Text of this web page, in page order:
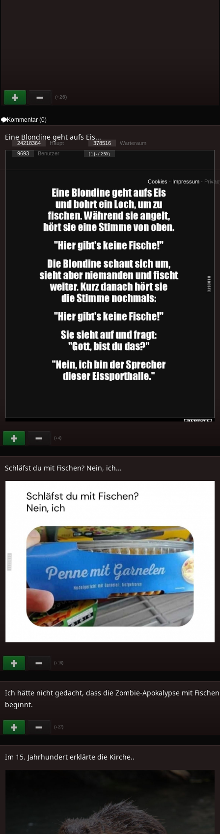
(+26)
Kommentar (0)
Eine Blondine geht aufs Eis...
(+4)
Schläfst du mit Fischen? Nein, ich...
(+16)
Ich hätte nicht gedacht, dass die Zombie-Apokalypse mit Fischen
beginnt.
(+27)
Im 15. Jahrhundert erklärte die Kirche..
24218364 Haupt 378516
Warteraum
9693
Benutzer [ 1 ] - ( 2.58 )
Cookies - Impressum -